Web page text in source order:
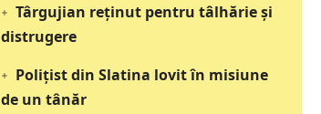
Târgujian reținut pentru tâlhărie și
distrugere
Polițist din Slatina lovit în misiune
de un tânăr